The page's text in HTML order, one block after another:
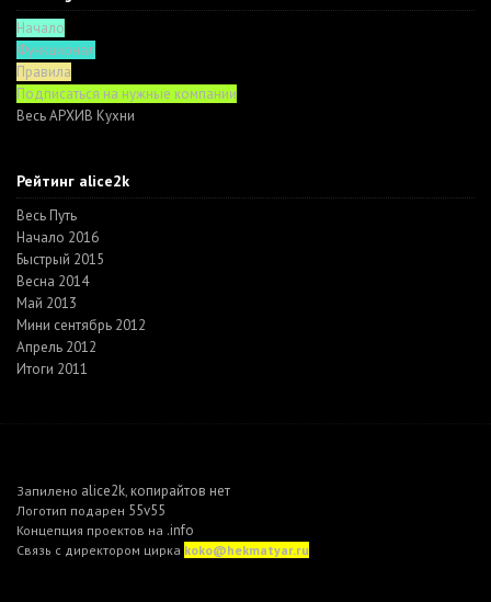
Начало
Функционал
Правила
Подписаться на нужные компании
Весь АРХИВ Кухни
Рейтинг alice2k
Весь Путь
Начало 2016
Быстрый 2015
Весна 2014
Май 2013
Мини сентябрь 2012
Апрель 2012
Итоги 2011
Запилено alice2k, копирайтов нет
Логотип подарен 55v55
Концепция проектов на .info
Связь с директором цирка koko@hekmatyar.ru